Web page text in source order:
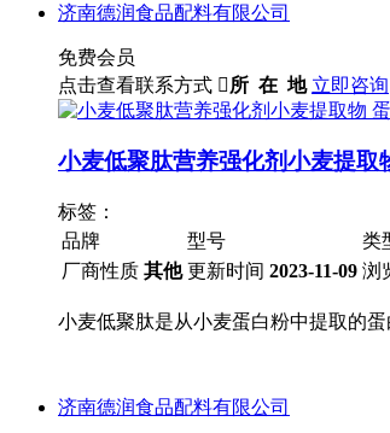
济南德润食品配料有限公司
免费会员
点击查看联系方式 所 在 地 立即咨询
小麦低聚肽营养强化剂小麦提取
标签：
品牌
型号 类
厂商性质 其他 更新时间 2023-11-09 浏
小麦低聚肽是从小麦蛋白粉中提取的
济南德润食品配料有限公司